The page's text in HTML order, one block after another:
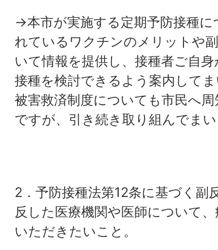
→本市が実施する定期予防接種
れているワクチンのメリットや
いて情報を提供し、接種者ご自
接種を検討できるよう案内して
被害救済制度についても市民へ
ですが、引き続き取り組んでま
2．予防接種法第12条に基づく副
反した医療機関や医師について
いただきたいこと。